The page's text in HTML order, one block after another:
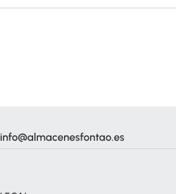
info@almacenesfontao.es